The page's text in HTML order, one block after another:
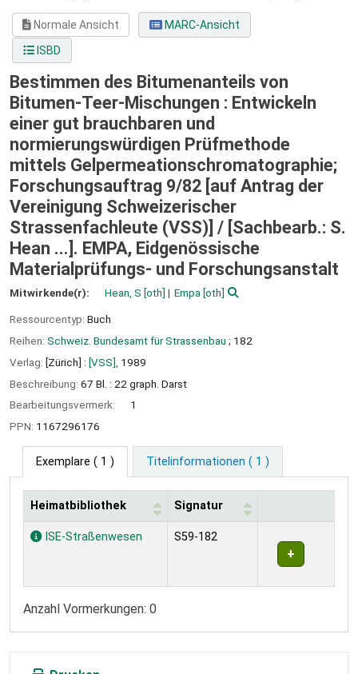
Normale Ansicht
MARC-Ansicht
ISBD
Bestimmen des Bitumenanteils von
Bitumen-Teer-Mischungen : Entwickeln
einer gut brauchbaren und
normierungswürdigen Prüfmethode
mittels Gelpermeationschromatographie;
Forschungsauftrag 9/82 [auf Antrag der
Vereinigung Schweizerischer
Strassenfachleute (VSS)] / [Sachbearb.: S.
Hean ...]. EMPA, Eidgenössische
Materialprüfungs- und Forschungsanstalt
Mitwirkende(r): Hean, S [oth] Empa [oth]
Ressourcentyp: Buch
Reihen: Schweiz. Bundesamt für Strassenbau ; 182
Verlag: [Zürich] : [VSS], 1989
Beschreibung: 67 Bl. : 22 graph. Darst
Bearbeitungsvermerk:
1
PPN: 1167296176
Exemplare ( 1 ) Titelinformationen ( 1 )
Exemplare
Heimatbibliothek Signatur
ISE-Straßenwesen S59-182
Anzahl Vormerkungen: 0